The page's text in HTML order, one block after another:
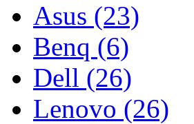
Asus (23)
Benq (6)
Dell (26)
Lenovo (26)